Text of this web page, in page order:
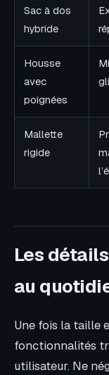
Sac à dos
hybride
Housse
avec
poignées
Mallette
rigide
Les
au
Une fois la taille
fonctionnalités
utilisateur. Ne